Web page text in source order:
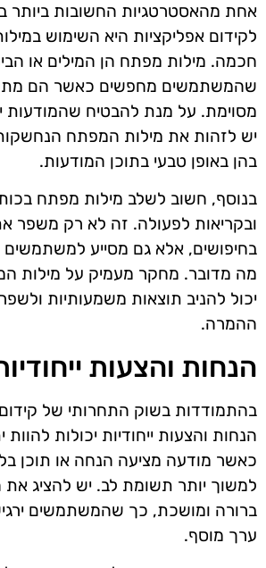
אחת מהאסטרטגיות החשובות ביותר
לקידום אפליקציות היא השימוש
חכמה. מילות מפתח הן המילים או
שהמשתמשים מחפשים כאשר הם
מסוימת. על מנת להבטיח שהמודעות
יש לזהות את מילות המפתח
בהן באופן טבעי בתוכן המודעות.
בנוסף, חשוב לשלב מילות מפתח
ובקריאות לפעולה. זה לא רק משפר
בחיפושים, אלא גם מסייע למשתמשים
מה מדובר. מחקר מעמיק על מילות
יכול להניב תוצאות משמעותיות
ההמרה.
הנחות והצעות
בהתמודדות בשוק התחרותי של קידום
הנחות והצעות ייחודיות יכולות להוות
כאשר מודעה מציעה הנחה או תוכן
למשוך יותר תשומת לב. יש להציג את
ברורה ומושכת, כך שהמשתמשים
ערך מוסף.